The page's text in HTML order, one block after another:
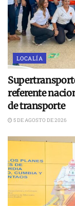
LOCALÍA
referente
de transporte
5 DE AGOSTO DE 2026